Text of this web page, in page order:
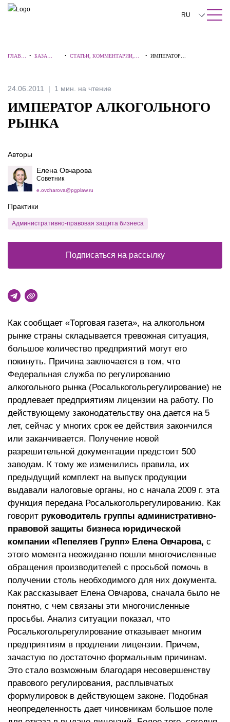
ПОИСК ПО САЙТУ Закрыть
RU
ГЛАВН
•БАЗА
• СТАТЬИ, КОММЕНТАРИИ,
• ИМПЕРАТОР
24.06.2011 1 мин. на чтение
ИМПЕРАТОР АЛКОГОЛЬНОГО
РЫНКА
Как сообщает «Торговая газета», на алкогольном
рынке страны складывается тревожная ситуация,
большое количество предприятий могут его
покинуть. Причина заключается в том, что
Федеральная служба по регулированию
алкогольного рынка (Росалькогольрегулирование) не
продлевает предприятиям лицензии на работу. По
действующему законодательству она дается на 5
лет, сейчас у многих срок ее действия закончился
или заканчивается. Получение новой
разрешительной документации предстоит 500
заводам. К тому же изменились правила, их
предыдущий комплект на выпуск продукции
выдавали налоговые органы, но с начала 2009 г. эта
функция передана Росалькогольрегулированию. Как
говорит руководитель группы административно-
правовой защиты бизнеса юридической
компании «Пепеляев Групп» Елена Овчарова, с
этого момента неожиданно пошли многочисленные
обращения производителей с просьбой помочь в
получении столь необходимого для них документа.
Как рассказывает Елена Овчарова, сначала было не
понятно, с чем связаны эти многочисленные
просьбы. Анализ ситуации показал, что
Росалькогольрегулирование отказывает многим
предприятиям в продлении лицензии. Причем,
зачастую по достаточно формальным причинам.
Это стало возможным благодаря несовершенству
правового регулирования, расплывчатых
формулировок в действующем законе. Подобная
неопределенность дает чиновникам большое поле
Авторы
Елена Овчарова
Советник
e.ovcharova@pgplaw.ru
Практики
Административно-правовая защита бизнеса
Подписаться на рассылку